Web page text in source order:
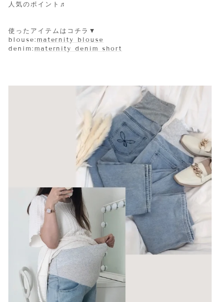
人気のポイント♬
使ったアイテムはコチラ▼
blouse: maternity blouse
denim: maternity denim short